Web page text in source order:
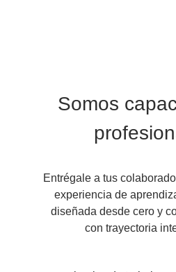
Somos
Entrégale a tus
experiencia de
diseñada desde cero y
con trayectoria